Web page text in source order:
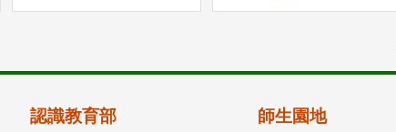
認識教育部 師生園地